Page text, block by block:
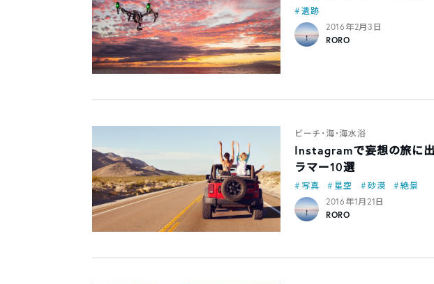
遺跡
2016年2月3日
RORO
ビーチ・海・海水浴
Instagramで妄想の旅に
ラマー10選
写真 星空 砂漠
絶景
2016年1月21日
RORO